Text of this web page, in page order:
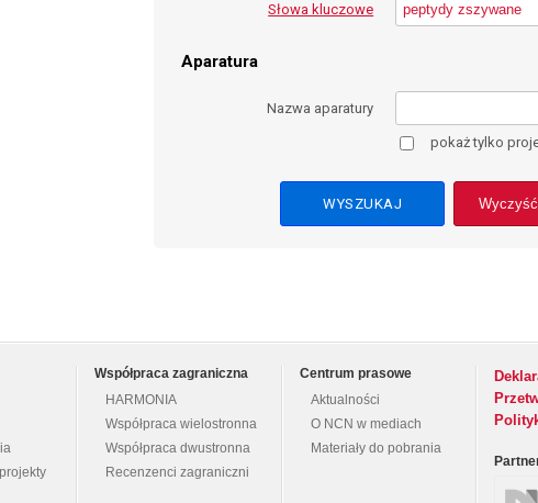
Słowa kluczowe
Aparatura
Nazwa aparatury
pokaż tylko
Współpraca zagraniczna
HARMONIA
Współpraca wielostronna
Współpraca dwustronna
Recenzenci zagraniczni
Centrum prasowe
Aktualności
O NCN w mediach
Materiały do pobrania